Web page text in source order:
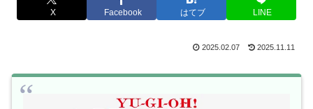
X Facebook はてブ LINE
2025.02.07 2025.11.11